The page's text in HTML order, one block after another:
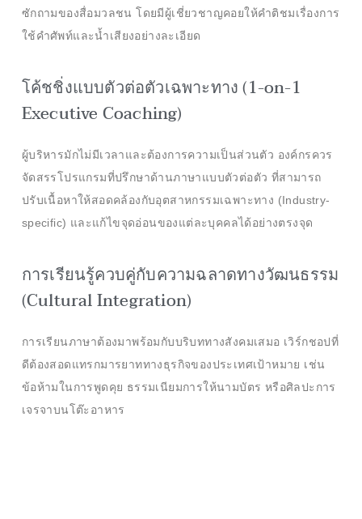
ซักถามของสื่อมวลชน โดยมีผู้เชี่ยวชาญคอยให้คำติชมเรื่องการ
ใช้คำศัพท์และน้ำเสียงอย่างละเอียด
โค้ชชิ่งแบบตัวต่อตัวเฉพาะทาง (1-on-1
Executive Coaching)
ผู้บริหารมักไม่มีเวลาและต้องการความเป็นส่วนตัว องค์กรควร
จัดสรรโปรแกรมที่ปรึกษาด้านภาษาแบบตัวต่อตัว ที่สามารถ
ปรับเนื้อหาให้สอดคล้องกับอุตสาหกรรมเฉพาะทาง (Industry-
specific) และแก้ไขจุดอ่อนของแต่ละบุคคลได้อย่างตรงจุด
การเรียนรู้ควบคู่กับความฉลาดทางวัฒนธรรม
(Cultural Integration)
การเรียนภาษาต้องมาพร้อมกับบริบททางสังคมเสมอ เวิร์กชอปที่
ดีต้องสอดแทรกมารยาททางธุรกิจของประเทศเป้าหมาย เช่น
ข้อห้ามในการพูดคุย ธรรมเนียมการให้นามบัตร หรือศิลปะการ
เจรจาบนโต๊ะอาหาร